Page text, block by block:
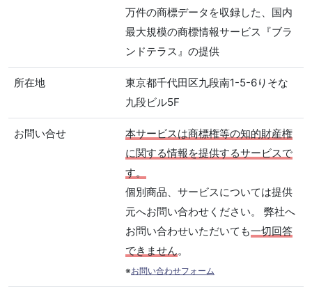
万件の商標データを収録した、国内
最大規模の商標情報サービス『ブラ
ンドテラス』の提供
所在地
東京都千代田区九段南1-5-6りそな
九段ビル5F
お問い合せ
本サービスは商標権等の知的財産権
に関する情報を提供するサービスで
す。
個別商品、サービスについては提供
元へお問い合わせください。 弊社へ
お問い合わせいただいても一切回答
できません。
※お問い合わせフォーム